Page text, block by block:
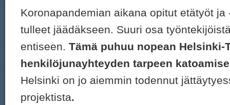
Koronapandemian aikana opitut etätyöt ja
tulleet jäädäkseen. Suuri osa
entiseen. Tämä puhuu nopean Helsinki-
henkilöjunayhteyden tarpeen
Helsinki on jo aiemmin todennut
projektista.